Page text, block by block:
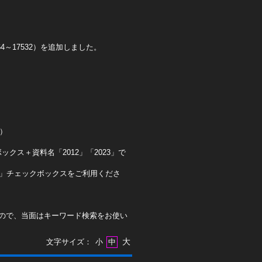
17532）を追加しました。
クス＋資料名「2012」「2023」で
チェックボックスをご利用くださ
で、当面はキーワード検索をお使い
文字サイズ： 小 中 大